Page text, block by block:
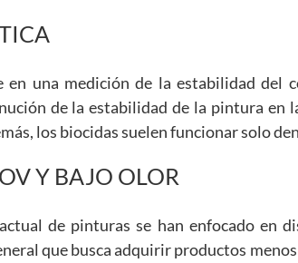
una medición de la estabilidad del
de la estabilidad de la pintura en
los biocidas suelen funcionar solo
Y BAJO OLOR
de pinturas se han enfocado en
que busca adquirir productos